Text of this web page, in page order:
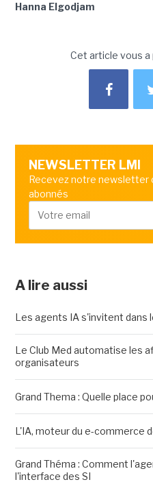
Hanna Elgodjam
Cet article vous a
NEWSLETTER LMI
Recevez notre newsletter
abonnés
A lire aussi
Les agents IA s'invitent dans
Le Club Med automatise les
organisateurs
Grand Thema : Quelle place
L'IA, moteur du e-commerce
Grand Théma : Comment
l'interface des SI